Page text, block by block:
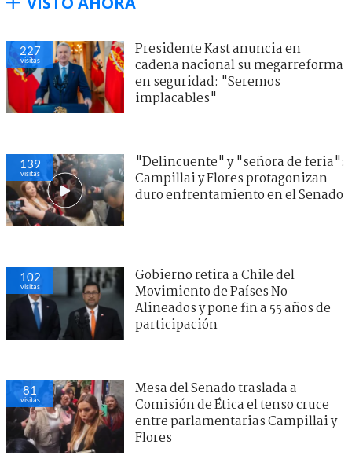
227
visitas
Presidente Kast anuncia en
cadena nacional su megarreforma
en seguridad: "Seremos
implacables"
139
visitas
"Delincuente" y "señora de feria":
Campillai y Flores protagonizan
duro enfrentamiento en el Senado
102
visitas
Gobierno retira a Chile del
Movimiento de Países No
Alineados y pone fin a 55 años de
participación
81
visitas
Mesa del Senado traslada a
Comisión de Ética el tenso cruce
entre parlamentarias Campillai y
Flores